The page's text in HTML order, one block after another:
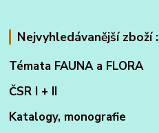
Nejvyhledávanější zboží :
Témata FAUNA a FLORA
ČSR I + II
Katalogy, monografie